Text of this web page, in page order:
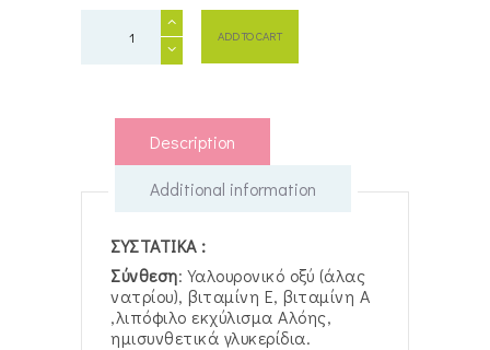
ADD TO CART
Description
Additional information
ΣΥΣΤΑΤΙΚΑ :
Σύνθεση: Υαλουρονικό οξύ (άλας
νατρίου), βιταμίνη Ε, βιταμίνη Α
,λιπόφιλο εκχύλισμα Αλόης,
ημισυνθετικά γλυκερίδια.